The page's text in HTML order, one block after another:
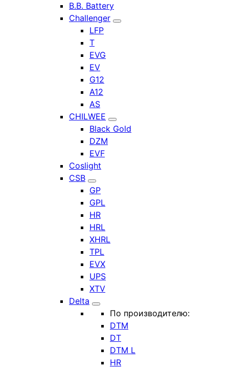
B.B. Battery
Challenger
LFP
T
EVG
EV
G12
A12
AS
CHILWEE
Black Gold
DZM
EVF
Coslight
CSB
GP
GPL
HR
HRL
XHRL
TPL
EVX
UPS
XTV
Delta
По производителю:
DTM
DT
DTM L
HR